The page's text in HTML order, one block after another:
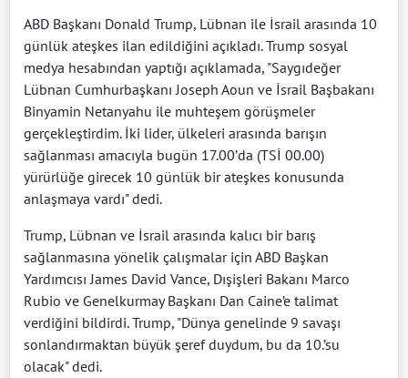
ABD Başkanı Donald Trump, Lübnan ile İsrail arasında 10
günlük ateşkes ilan edildiğini açıkladı. Trump sosyal
medya hesabından yaptığı açıklamada, "Saygıdeğer
Lübnan Cumhurbaşkanı Joseph Aoun ve İsrail Başbakanı
Binyamin Netanyahu ile muhteşem görüşmeler
gerçekleştirdim. İki lider, ülkeleri arasında barışın
sağlanması amacıyla bugün 17.00’da (TSİ 00.00)
yürürlüğe girecek 10 günlük bir ateşkes konusunda
anlaşmaya vardı" dedi.
Trump, Lübnan ve İsrail arasında kalıcı bir barış
sağlanmasına yönelik çalışmalar için ABD Başkan
Yardımcısı James David Vance, Dışişleri Bakanı Marco
Rubio ve Genelkurmay Başkanı Dan Caine’e talimat
verdiğini bildirdi. Trump, "Dünya genelinde 9 savaşı
sonlandırmaktan büyük şeref duydum, bu da 10.’su
olacak" dedi.